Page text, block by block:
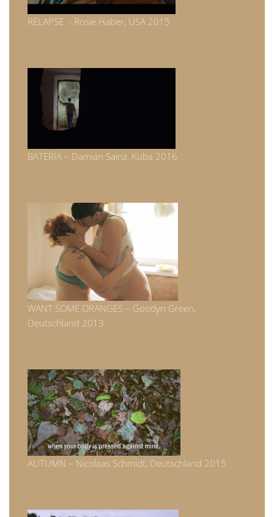
RELAPSE - Rosie Haber, USA 2015
BATERÍA – Damian Sainz, Kuba 2016
WANT SOME ORANGES – Goodyn Green,
Deutschland 2013
AUTUMN – Nicolaas Schmidt, Deutschland 2015